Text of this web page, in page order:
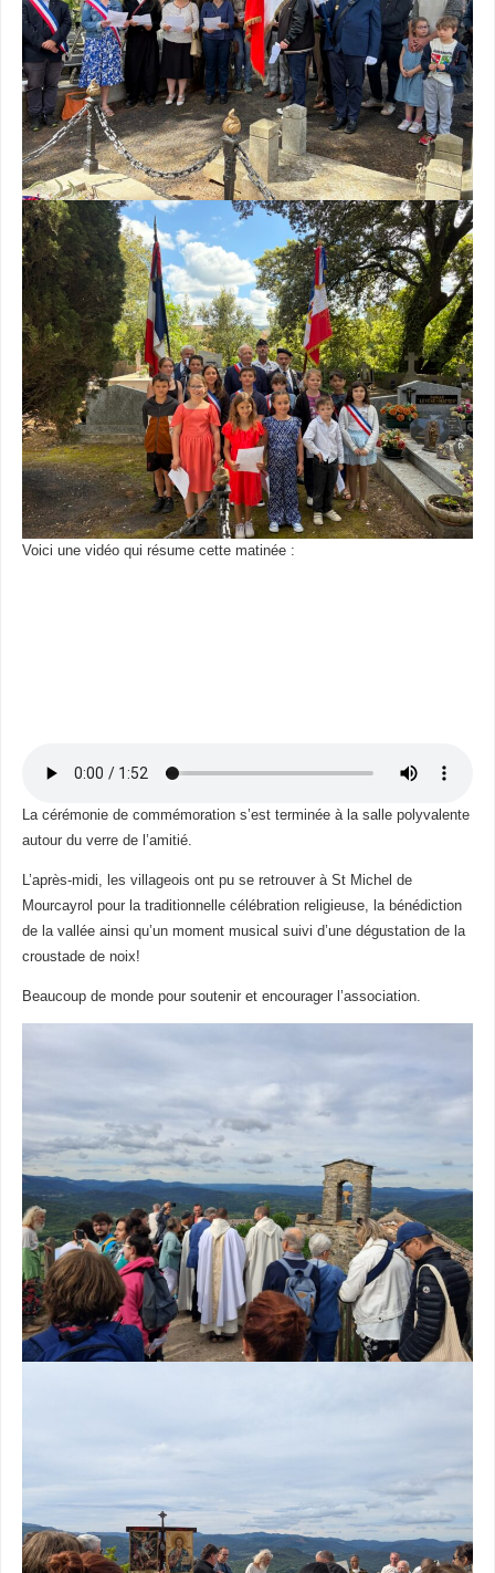
Voici une vidéo qui résume cette matinée :
La cérémonie de commémoration s’est terminée à la salle polyvalente
autour du verre de l’amitié.
L’après-midi, les villageois ont pu se retrouver à St Michel de
Mourcayrol pour la traditionnelle célébration religieuse, la bénédiction
de la vallée ainsi qu’un moment musical suivi d’une dégustation de la
croustade de noix!
Beaucoup de monde pour soutenir et encourager l’association.